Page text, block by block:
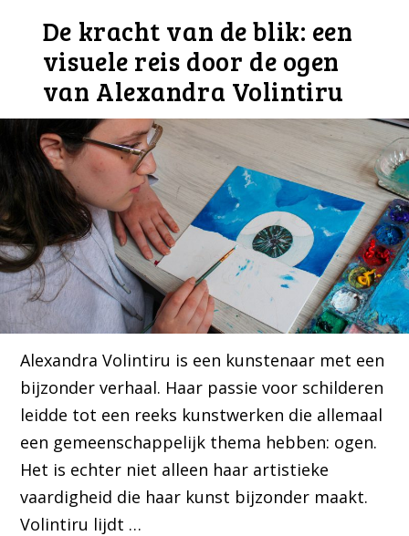
De kracht van de blik: een
visuele reis door de ogen
van Alexandra Volintiru
Alexandra Volintiru is een kunstenaar met een
bijzonder verhaal. Haar passie voor schilderen
leidde tot een reeks kunstwerken die allemaal
een gemeenschappelijk thema hebben: ogen.
Het is echter niet alleen haar artistieke
vaardigheid die haar kunst bijzonder maakt.
Volintiru lijdt …